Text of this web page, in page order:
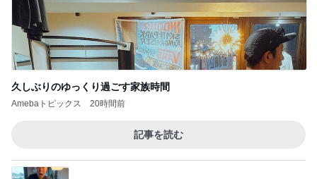
久しぶりのゆっくり過ごす家族時間
Amebaトピックス 20時間前
記事を読む